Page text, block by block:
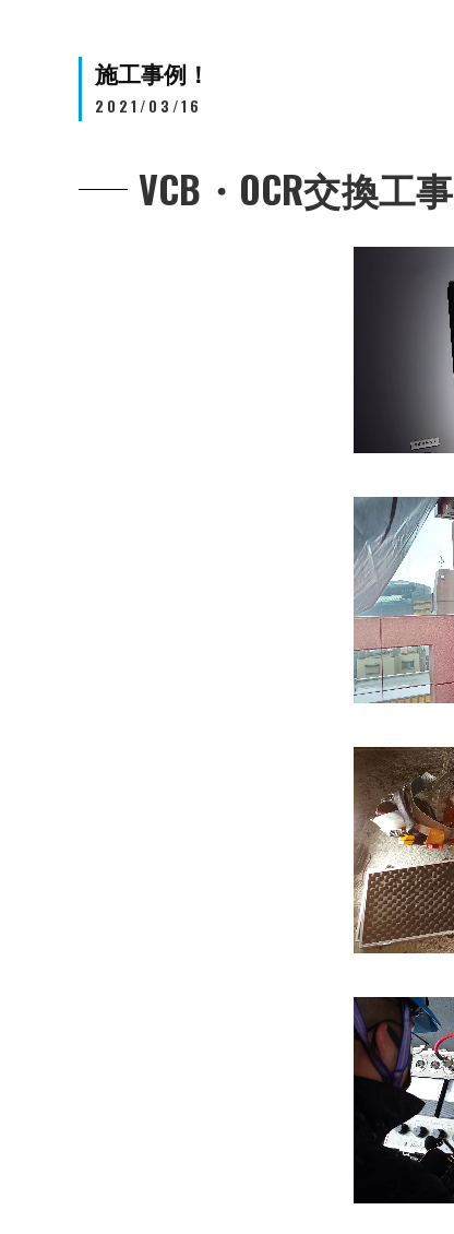
施工事例！
2021/03/16
VCB・OCR交換工事